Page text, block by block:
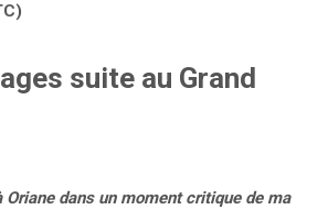
suite au Grand
Oriane dans un moment critique de ma